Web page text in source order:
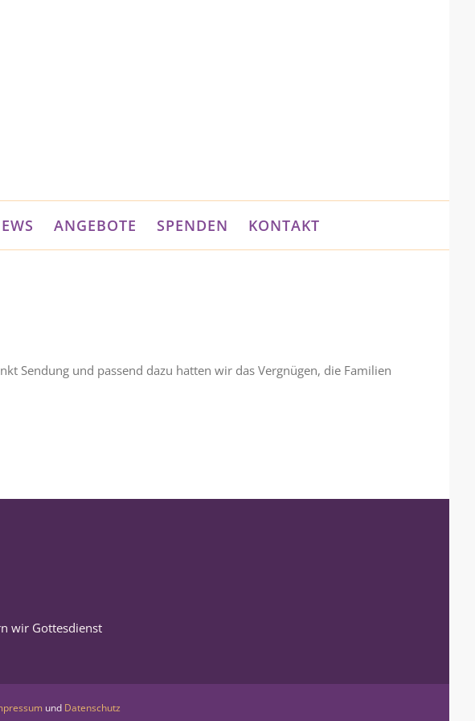
ANGEBOTE SPENDEN KONTAKT
Sendung und passend dazu hatten wir das Vergnügen, die Familien
wir Gottesdienst
und Datenschutz